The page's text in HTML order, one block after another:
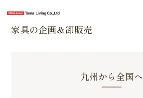
家具の企画＆卸販売
九州から全国へ